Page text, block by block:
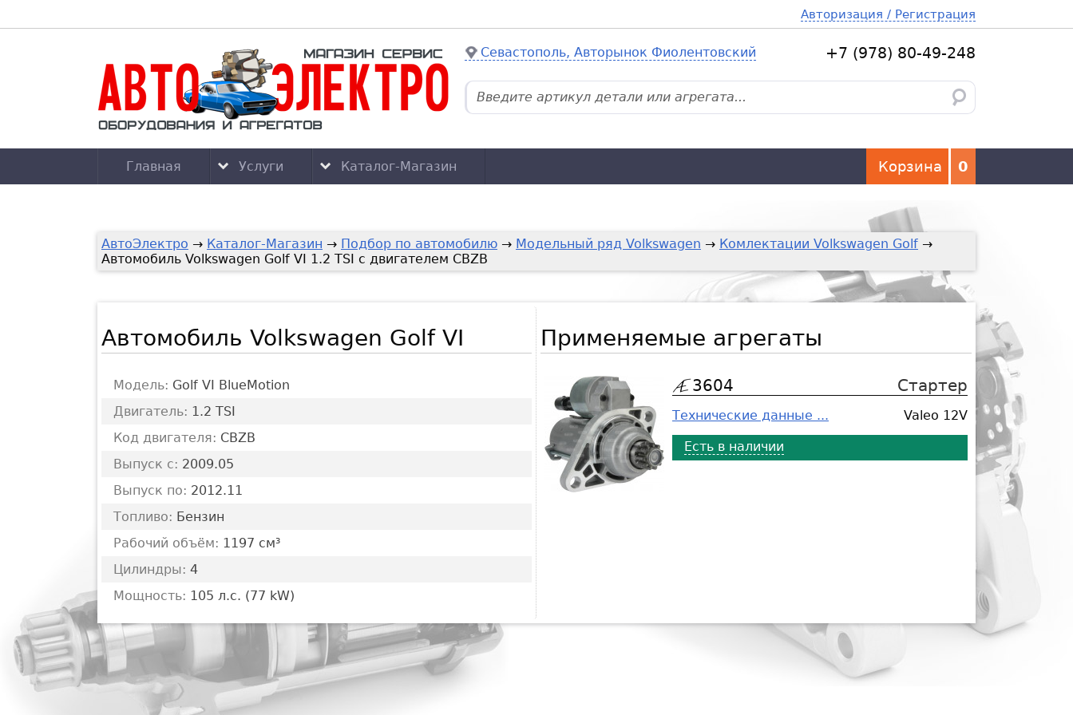
Авторизация / Регистрация
Севастополь, Авторынок Фиолентовский +7 (978) 80-49-248
Главная Услуги Каталог-Магазин Корзина 0
АвтоЭлектро → Каталог-Магазин → Подбор по автомобилю → Модельный ряд Volkswagen → Комлектации Volkswagen Golf →
Автомобиль Volkswagen Golf VI 1.2 TSI с двигателем CBZB
Автомобиль Volkswagen Golf VI
Модель: Golf VI BlueMotion
Двигатель: 1.2 TSI
Код двигателя: CBZB
Выпуск с: 2009.05
Выпуск по: 2012.11
Топливо: Бензин
Рабочий объём: 1197 см³
Цилиндры: 4
Мощность: 105 л.с. (77 kW)
Применяемые агрегаты
3604 Стартер
Технические данные ... Valeo 12V
Есть в наличии